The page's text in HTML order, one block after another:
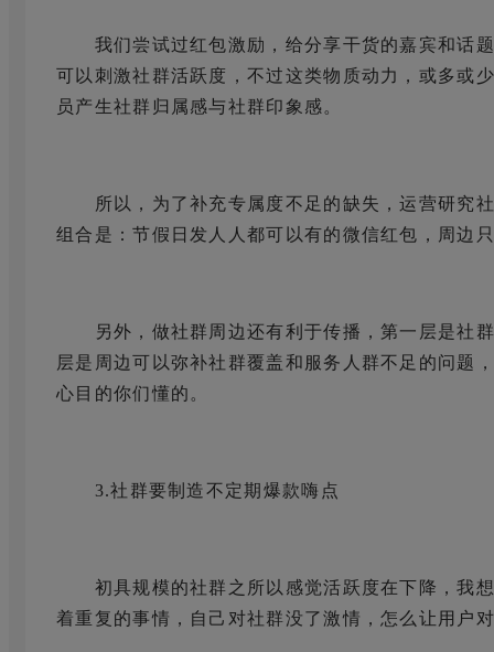
我们尝试过红包激励，给分享干货的嘉宾和话题
可以刺激社群活跃度，不过这类物质动力，或多或
员产生社群归属感与社群印象感。
所以，为了补充专属度不足的缺失，运营研究社
组合是：节假日发人人都可以有的微信红包，周边
另外，做社群周边还有利于传播，第一层是社群
层是周边可以弥补社群覆盖和服务人群不足的问题
心目的你们懂的。
3.社群要制造不定期爆款嗨点
初具规模的社群之所以感觉活跃度在下降，我想
着重复的事情，自己对社群没了激情，怎么让用户